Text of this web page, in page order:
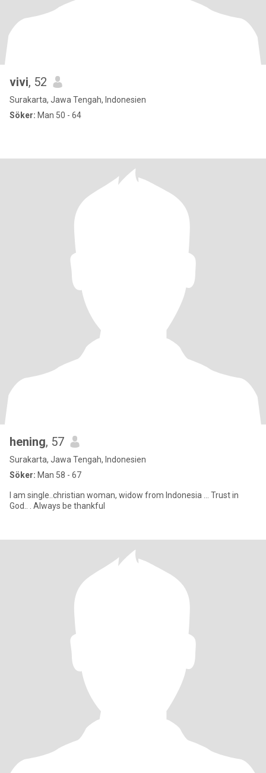
vivi, 52
Surakarta, Jawa Tengah, Indonesien
Söker: Man 50 - 64
hening, 57
Surakarta, Jawa Tengah, Indonesien
Söker: Man 58 - 67
God.. . Always be thankful